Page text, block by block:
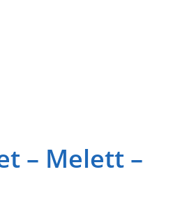
– Melett –